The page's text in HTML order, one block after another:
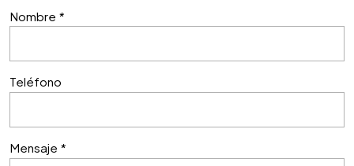
Nombre *
Teléfono
Mensaje *